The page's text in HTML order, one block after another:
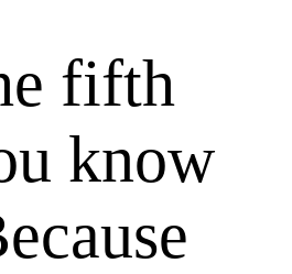
fifth
know